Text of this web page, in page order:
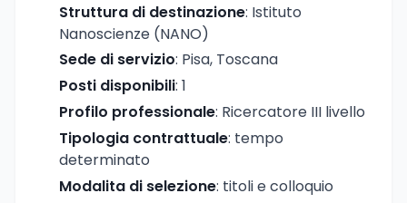
Struttura di destinazione: Istituto
Nanoscienze (NANO)
Sede di servizio: Pisa, Toscana
Posti disponibili: 1
Profilo professionale: Ricercatore III livello
Tipologia contrattuale: tempo
determinato
Modalita di selezione: titoli e colloquio